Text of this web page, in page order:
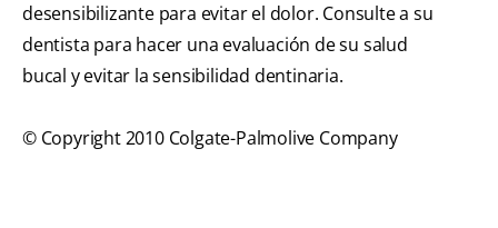
desensibilizante para evitar el dolor. Consulte a su
dentista para hacer una evaluación de su salud
bucal y evitar la sensibilidad dentinaria.
© Copyright 2010 Colgate-Palmolive Company